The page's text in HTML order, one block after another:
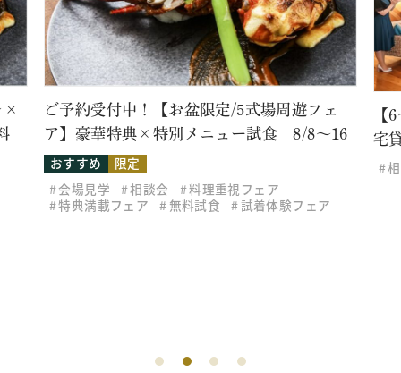
×
ご予約受付中！【お盆限定/5式場周遊フェ
ア】豪華特典×特別メニュー試食 8/8～16
おすすめ
限定
会場見学
相談会
料理重視フェア
特典満載フェア
無料試食 試着体験フェア
【
宅